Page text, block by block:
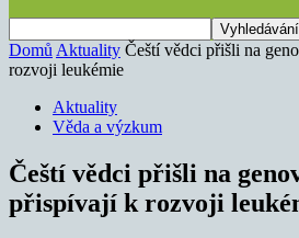
Domů Aktuality Čeští vědci přišli na
rozvoji leukémie
Aktuality
Věda a výzkum
Čeští vědci přišli na
přispívají k rozvoji